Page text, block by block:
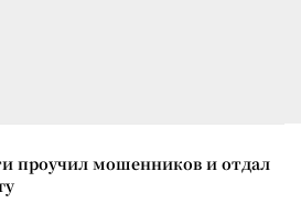
проучил мошенников и отдал